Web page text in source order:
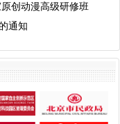
创动漫高级研修班
通知